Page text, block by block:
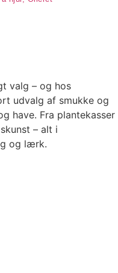
valg – og hos
udvalg af smukke og
have. Fra plantekasser
– alt i
og lærk.